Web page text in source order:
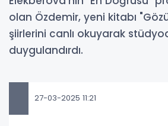
olan Özdemir, yeni kitabı
şiirlerini canlı okuyarak
duygulandırdı.
27-03-2025 11:21